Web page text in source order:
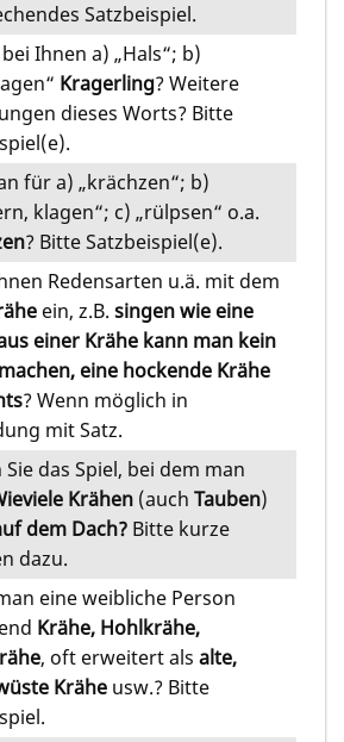
Satzbeispiel.
Ihnen a) „Hals“; b)
Kragerling? Weitere
dieses Worts? Bitte
für a) „krächzen“; b)
klagen“; c) „rülpsen“ o.a.
? Bitte Satzbeispiel(e).
Redensarten u.ä. mit dem
ein, z.B. singen wie eine
einer Krähe kann man kein
eine hockende Krähe
? Wenn möglich in
mit Satz.
Sie das Spiel, bei dem man
Krähen (auch Tauben)
dem Dach? Bitte kurze
dazu.
eine weibliche Person
Krähe, Hohlkrähe,
, oft erweitert als alte,
Krähe usw.? Bitte